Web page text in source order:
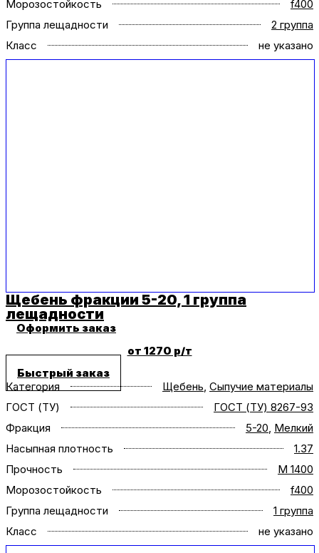
Морозостойкость
f400
Группа лещадности
2 группа
Класс
не указано
Щебень фракции 5-20, 1 группа
лещадности
Оформить заказ
от 1270 р/т
Быстрый заказ
Категория
Щебень, Сыпучие материалы
ГОСТ (ТУ)
ГОСТ (ТУ) 8267-93
Фракция
5-20, Мелкий
Насыпная плотность
1.37
Прочность
M 1400
Морозостойкость
f400
Группа лещадности
1 группа
Класс
не указано